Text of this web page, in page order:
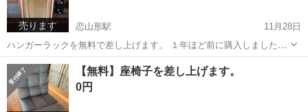
売ります 恋山形駅
11月28日
ハンガーラックを無料で差し上げます。 １年ほど前に購入しました。
現在も傾きや破れは特にありませんが、 あくまでも使用済みというこ
とをご理解いただける方のみお願いします。 お渡し後の返品は受け付
けておりません...
鳥取 八頭郡 恋山形駅 その他 ラック
【無料】座椅子を差し上げます。
0円